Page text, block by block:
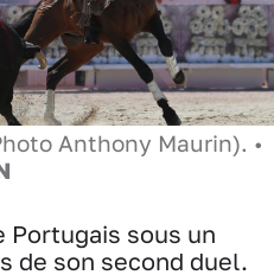
Anthony Maurin). •
Portugais sous un
de son second duel.